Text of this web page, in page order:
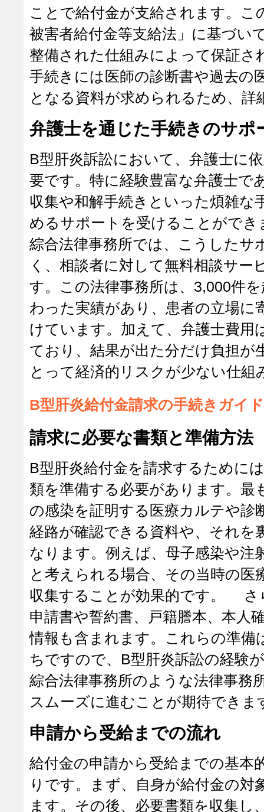
ことで給付金が支給されます。こ
被害者給付金等支給法」に基づい
整備された仕組みによって保証さ
手続きには医師の診断書や過去の
となる資料が求められるため、詳
弁護士を通じた手続きのサポ
B型肝炎訴訟において、弁護士に
要です。特に経験豊富な弁護士で
収集や和解手続きといった煩雑な
めるサポートを受けることができ
綜合法律事務所では、こうしたサ
く、相談者に対して無料相談サー
す。この法律事務所は、3,000件
わった実績があり、患者の立場に
けています。加えて、弁護士費用
ており、結果が出た分だけ負担が
とって経済的リスクが少ない仕組
B型肝炎給付金請求の手続きガイド
請求に必要な書類と準備方法
B型肝炎給付金を請求するために
類を準備する必要があります。最
の感染を証明する医療カルテや診
経路が確認できる資料や、それを
なります。例えば、母子感染や注
と考えられる場合、その当時の医
収集することが効果的です。 さ
申請書や誓約書、戸籍謄本、本人
情報も含まれます。これらの準備
ちですので、B型肝炎訴訟の経験
綜合法律事務所のような法律事務
スムーズに進むことが期待できま
申請から受給までの流れ
給付金の申請から受給までの基本
りです。まず、自身が給付金の対
ます。その後、必要書類を収集し